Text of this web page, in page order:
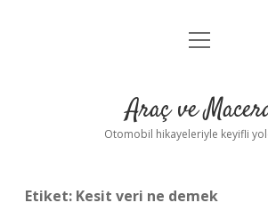
Anasayfa
Yasal Uyarı
menüyü
Araç ve
Otomobil hikayeleriyle keyifli
Etiket: Kesit veri ne demek